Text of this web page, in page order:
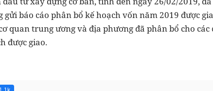
gửi báo cáo phân bổ kế hoạch vốn năm 2019 được
quan trung ương và địa phương đã phân bổ cho
được giao.